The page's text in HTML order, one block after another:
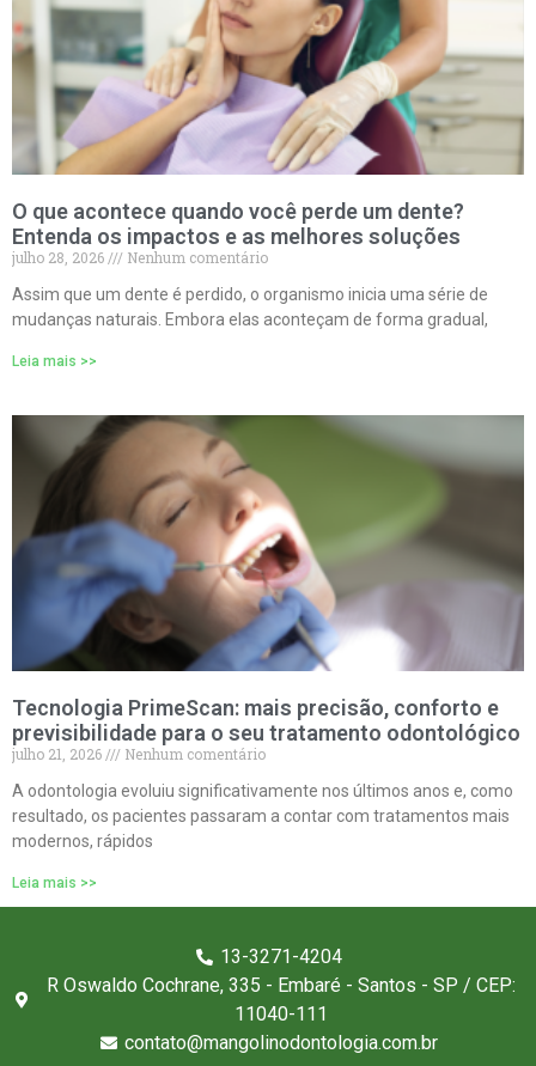
O que acontece quando você perde um dente?
Entenda os impactos e as melhores soluções
julho 28, 2026
Nenhum comentário
Assim que um dente é perdido, o organismo inicia uma série de
mudanças naturais. Embora elas aconteçam de forma gradual,
Leia mais >>
Tecnologia PrimeScan: mais precisão, conforto e
previsibilidade para o seu tratamento odontológico
julho 21, 2026
Nenhum comentário
A odontologia evoluiu significativamente nos últimos anos e, como
resultado, os pacientes passaram a contar com tratamentos mais
modernos, rápidos
Leia mais >>
13-3271-4204
R Oswaldo Cochrane, 335 - Embaré - Santos - SP / CEP:
11040-111
contato@mangolinodontologia.com.br